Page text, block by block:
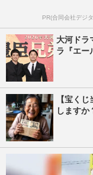
PR(合同会社デジ
大河ドラ
ラ『エー
【宝く
しますか